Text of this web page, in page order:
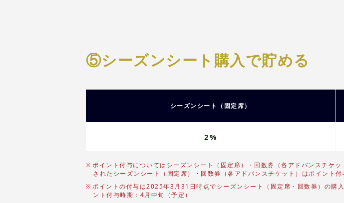
⑤シーズンシート購入で貯める
シーズンシート （固定席）
2%
ポイント付与についてはシーズンシート（固定席）・回数券（各アドバンスチケ
されたシーズンシート（固定席）・回数券（各アドバンスチケット）はポイント付
ポイントの付与は2025年3月31日時点でシーズンシート（固定席・回数券）の購
ント付与時期：4月中旬（予定）